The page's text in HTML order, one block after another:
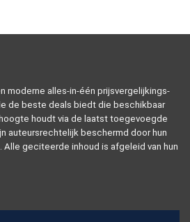
moderne alles-in-één prijsvergelijkings-
de beste deals biedt die beschikbaar
houdt via de laatst toegevoegde
auteursrechtelijk beschermd door hun
geciteerde inhoud is afgeleid van hun